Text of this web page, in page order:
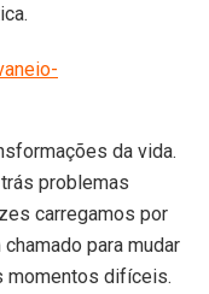
da vida.
problemas
carregamos por
para mudar
momentos difíceis.